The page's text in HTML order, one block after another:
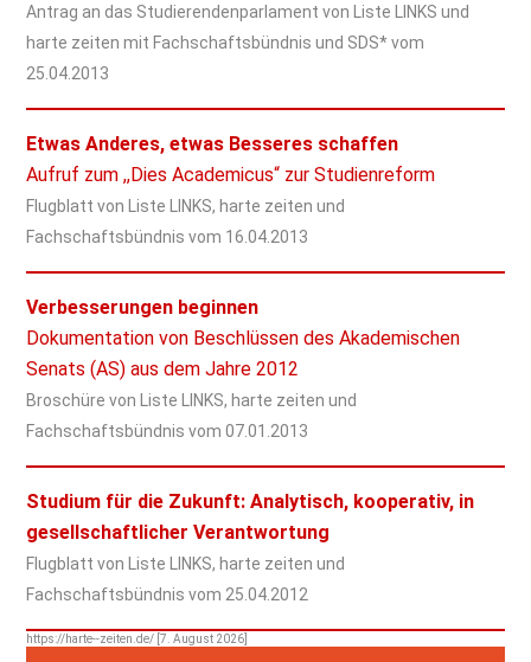
Antrag an das Studierendenparlament von Liste LINKS und
harte zeiten mit Fachschaftsbündnis und SDS* vom
25.04.2013
Etwas Anderes, etwas Besseres schaffen
Aufruf zum ,,Dies Academicus“ zur Studienreform
Flugblatt von Liste LINKS, harte zeiten und
Fachschaftsbündnis vom 16.04.2013
Verbesserungen beginnen
Dokumentation von Beschlüssen des Akademischen
Senats (AS) aus dem Jahre 2012
Broschüre von Liste LINKS, harte zeiten und
Fachschaftsbündnis vom07.01.2013
Studium für die Zukunft: Analytisch, kooperativ, in
gesellschaftlicher Verantwortung
Flugblatt von Liste LINKS, harte zeiten und
Fachschaftsbündnis vom 25.04.2012
https://harte--zeiten.de/ [7. August 2026]